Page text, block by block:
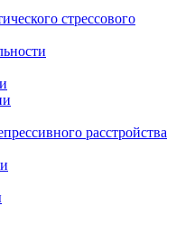
стрессового
расстройства